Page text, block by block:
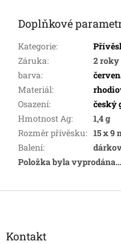
Doplňkové
Kategorie:
Záruka:
2 roky
barva:
Materiál:
Osazení: český
Hmotnost Ag:
1,4 g
Rozměr přívěsku: 15 x 9
Balení:
Položka byla vyprodána…
Z
Kontakt